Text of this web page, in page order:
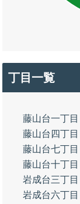
丁目一覧
藤山台一丁目
藤山台四丁目
藤山台七丁目
藤山台十丁目
岩成台三丁目
岩成台六丁目